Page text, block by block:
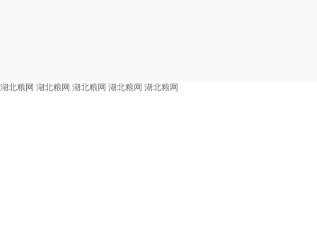
湖北粮网 湖北粮网 湖北粮网 湖北粮网 湖北粮网